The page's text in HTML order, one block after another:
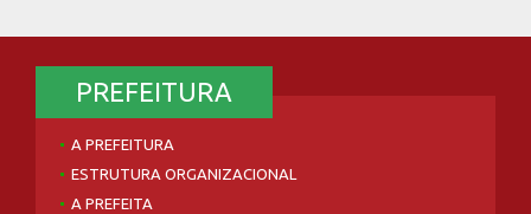
PREFEITURA
A PREFEITURA
ESTRUTURA ORGANIZACIONAL
A PREFEITA